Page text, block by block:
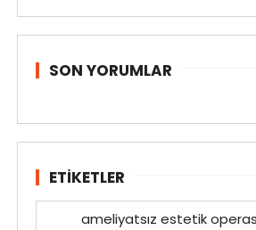
SON YORUMLAR
ETIKETLER
ameliyatsız estetik